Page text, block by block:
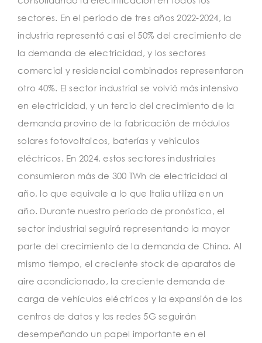
sectores. En el período de tres años 2022-2024, la
industria representó casi el 50% del crecimiento de
la demanda de electricidad, y los sectores
comercial y residencial combinados representaron
otro 40%. El sector industrial se volvió más intensivo
en electricidad, y un tercio del crecimiento de la
demanda provino de la fabricación de módulos
solares fotovoltaicos, baterías y vehículos
eléctricos. En 2024, estos sectores industriales
consumieron más de 300 TWh de electricidad al
año, lo que equivale a lo que Italia utiliza en un
año. Durante nuestro período de pronóstico, el
sector industrial seguirá representando la mayor
parte del crecimiento de la demanda de China. Al
mismo tiempo, el creciente stock de aparatos de
aire acondicionado, la creciente demanda de
carga de vehículos eléctricos y la expansión de los
centros de datos y las redes 5G seguirán
desempeñando un papel importante en el